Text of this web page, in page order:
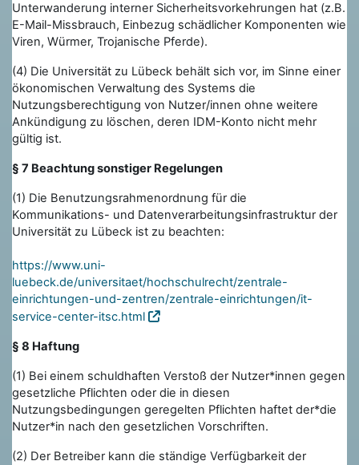
Unterwanderung interner Sicherheitsvorkehrungen hat (z.B.
E-Mail-Missbrauch, Einbezug schädlicher Komponenten wie
Viren, Würmer, Trojanische Pferde).
(4) Die Universität zu Lübeck behält sich vor, im Sinne einer
ökonomischen Verwaltung des Systems die
Nutzungsberechtigung von Nutzer/innen ohne weitere
Ankündigung zu löschen, deren IDM-Konto nicht mehr
gültig ist.
§ 7 Beachtung sonstiger Regelungen
(1) Die Benutzungsrahmenordnung für die
Kommunikations- und Datenverarbeitungsinfrastruktur der
Universität zu Lübeck ist zu beachten:
https://www.uni-
luebeck.de/universitaet/hochschulrecht/zentrale-
einrichtungen-und-zentren/zentrale-einrichtungen/it-
service-center-itsc.html
§ 8 Haftung
(1) Bei einem schuldhaften Verstoß der Nutzer*innen gegen
gesetzliche Pflichten oder die in diesen
Nutzungsbedingungen geregelten Pflichten haftet der*die
Nutzer*in nach den gesetzlichen Vorschriften.
(2) Der Betreiber kann die ständige Verfügbarkeit der